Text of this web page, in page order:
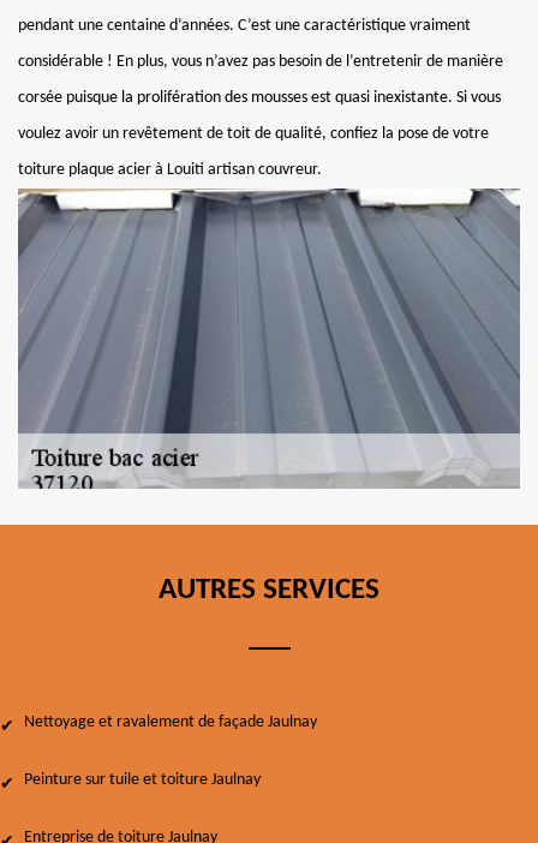
pendant une centaine d’années. C’est une caractéristique vraiment
considérable ! En plus, vous n’avez pas besoin de l’entretenir de manière
corsée puisque la prolifération des mousses est quasi inexistante. Si vous
voulez avoir un revêtement de toit de qualité, confiez la pose de votre
toiture plaque acier à Louiti artisan couvreur.
AUTRES SERVICES
Nettoyage et ravalement de façade Jaulnay
Peinture sur tuile et toiture Jaulnay
Entreprise de toiture Jaulnay